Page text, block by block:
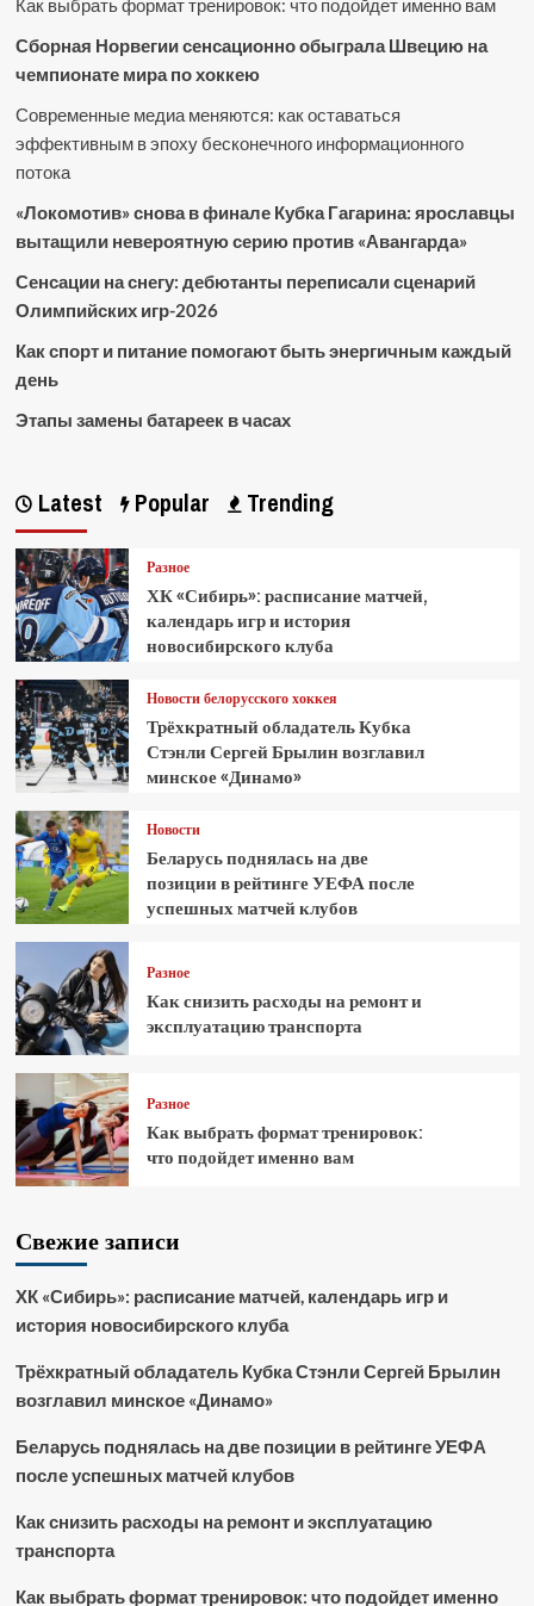
Как выбрать формат тренировок: что подойдет именно вам
Сборная Норвегии сенсационно обыграла Швецию на
чемпионате мира по хоккею
Современные медиа меняются: как оставаться
эффективным в эпоху бесконечного информационного
потока
«Локомотив» снова в финале Кубка Гагарина: ярославцы
вытащили невероятную серию против «Авангарда»
Сенсации на снегу: дебютанты переписали сценарий
Олимпийских игр-2026
Как спорт и питание помогают быть энергичным каждый
день
Этапы замены батареек в часах
Latest Popular Trending
Разное
ХК «Сибирь»: расписание матчей,
календарь игр и история
новосибирского клуба
Новости белорусского хоккея
Трёхкратный обладатель Кубка
Стэнли Сергей Брылин возглавил
минское «Динамо»
Новости
Беларусь поднялась на две
позиции в рейтинге УЕФА после
успешных матчей клубов
Разное
Как снизить расходы на ремонт и
эксплуатацию транспорта
Разное
Как выбрать формат тренировок:
что подойдет именно вам
Свежие записи
ХК «Сибирь»: расписание матчей, календарь игр и
история новосибирского клуба
Трёхкратный обладатель Кубка Стэнли Сергей Брылин
возглавил минское «Динамо»
Беларусь поднялась на две позиции в рейтинге УЕФА
после успешных матчей клубов
Как снизить расходы на ремонт и эксплуатацию
транспорта
Как выбрать формат тренировок: что подойдет именно